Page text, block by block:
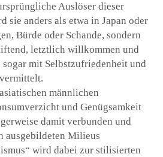
Auslöser dieser
sie anders als etwa in Japan oder
Bürde oder Schande, sondern
letztlich willkommen und
mit Selbstzufriedenheit und
männlichen
und Genügsamkeit
damit verbunden und
ausgebildeten Milieus
wird dabei zur stilisierten